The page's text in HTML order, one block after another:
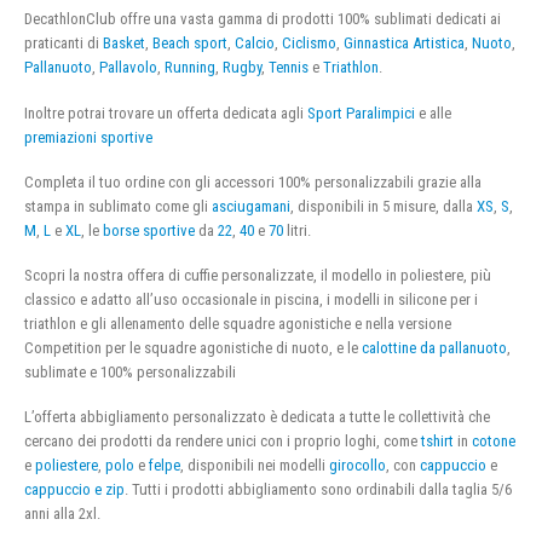
DecathlonClub offre una vasta gamma di prodotti 100% sublimati dedicati ai
praticanti di Basket, Beach sport, Calcio, Ciclismo, Ginnastica Artistica, Nuoto,
Pallanuoto, Pallavolo, Running, Rugby, Tennis e Triathlon.
Inoltre potrai trovare un offerta dedicata agli Sport Paralimpici e alle
premiazioni sportive
Completa il tuo ordine con gli accessori 100% personalizzabili grazie alla
stampa in sublimato come gli asciugamani , disponibili in 5 misure, dalla XS S
M L e XL , le borse sportive da 22 40 e 70 litri.
Scopri la nostra offera di cuffie personalizzate, il modello in poliestere, più
classico e adatto all’uso occasionale in piscina, i modelli in silicone per i
triathlon e gli allenamento delle squadre agonistiche e nella versione
Competition per le squadre agonistiche di nuoto, e le calottine da pallanuoto,
sublimate e 100% personalizzabili
L’offerta abbigliamento personalizzato è dedicata a tutte le collettività che
cercano dei prodotti da rendere unici con i proprio loghi, cometshirt in cotone
e poliestere, polo e felpe, disponibili nei modelli girocollo, con cappuccio e
cappuccio e zip. Tutti i prodotti abbigliamento sono ordinabili dalla taglia 5/6
anni alla 2xl.